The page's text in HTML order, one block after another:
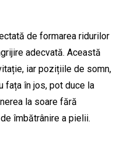
de formarea ridurilor
adecvată. Această
iar pozițiile de somn,
fața în jos, pot duce la
la soare fără
îmbătrânire a pielii.